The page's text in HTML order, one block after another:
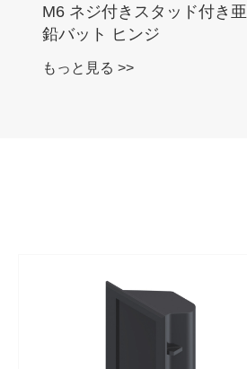
M6 ネジ付きスタッド付き亜
鉛バット ヒンジ
もっと見る >>